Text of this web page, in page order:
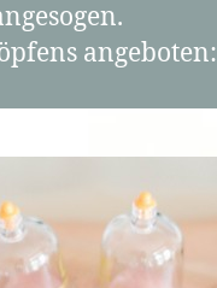
angeboten: